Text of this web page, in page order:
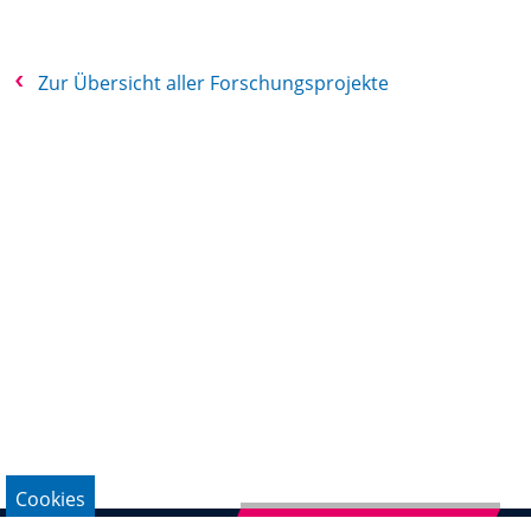
Zur Übersicht aller Forschungsprojekte
Cookies